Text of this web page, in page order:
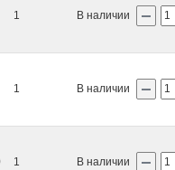
1 В наличии
1 В наличии
1 В наличии